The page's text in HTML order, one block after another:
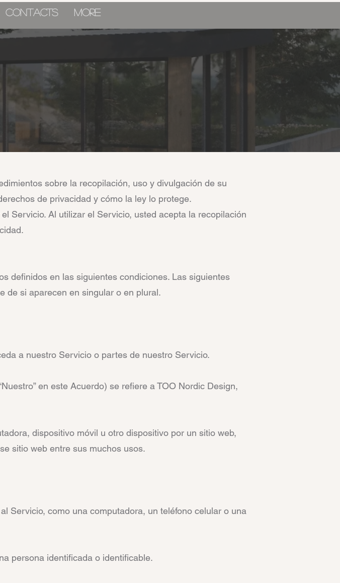
CONTACTS More
sobre la recopilación, uso y divulgación de su
de privacidad y cómo la ley lo protege.
Servicio. Al utilizar el Servicio, usted acepta la recopilación
definidos en las siguientes condiciones. Las siguientes
de si aparecen en singular o en plural.
a nuestro Servicio o partes de nuestro Servicio.
en este Acuerdo) se refiere a TOO Nordic Design,
dispositivo móvil u otro dispositivo por un sitio web,
sitio web entre sus muchos usos.
Servicio, como una computadora, un teléfono celular o una
persona identificada o identificable.